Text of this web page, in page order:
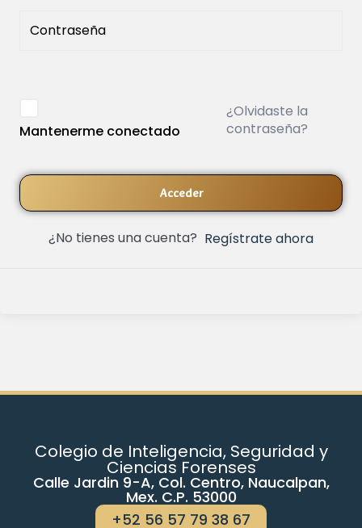
Mantenerme conectado
¿Olvidaste la
contraseña?
Acceder
¿No tienes una cuenta? Regístrate ahora
Colegio de Inteligencia, Seguridad y
Ciencias Forenses
Calle Jardin 9-A, Col. Centro, Naucalpan,
Mex. C.P. 53000
+52 56 57 79 38 67